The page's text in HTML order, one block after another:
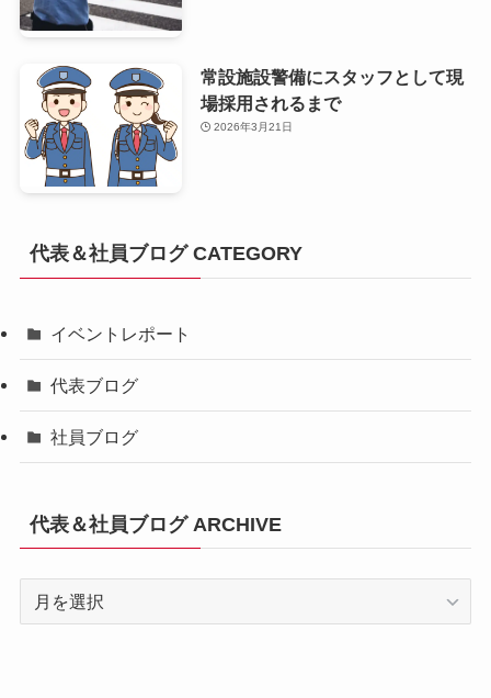
常設施設警備にスタッフとして現
場採用されるまで
2026年3月21日
代表＆社員ブログ CATEGORY
イベントレポート
代表ブログ
社員ブログ
代表＆社員ブログ ARCHIVE